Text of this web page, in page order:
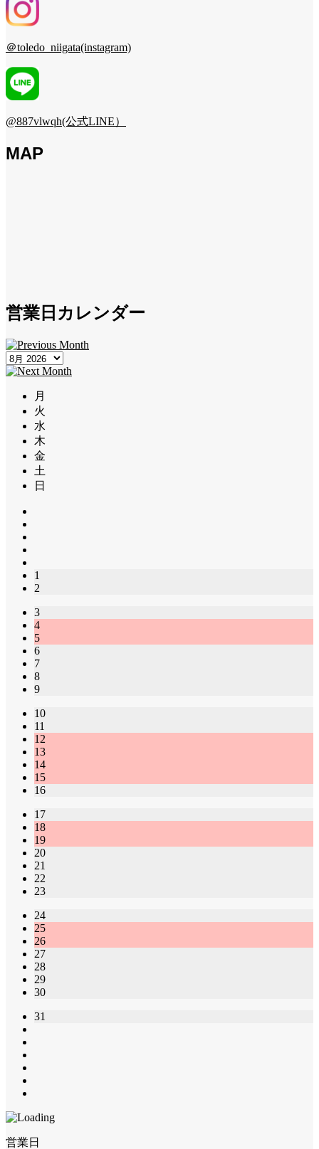
＠toledo_niigata(instagram)
@887vlwqh(公式LINE）
MAP
営業日カレンダー
月
火
水
木
金
土
日
1
2
3
4
5
6
7
8
9
10
11
12
13
14
15
16
17
18
19
20
21
22
23
24
25
26
27
28
29
30
31
営業日